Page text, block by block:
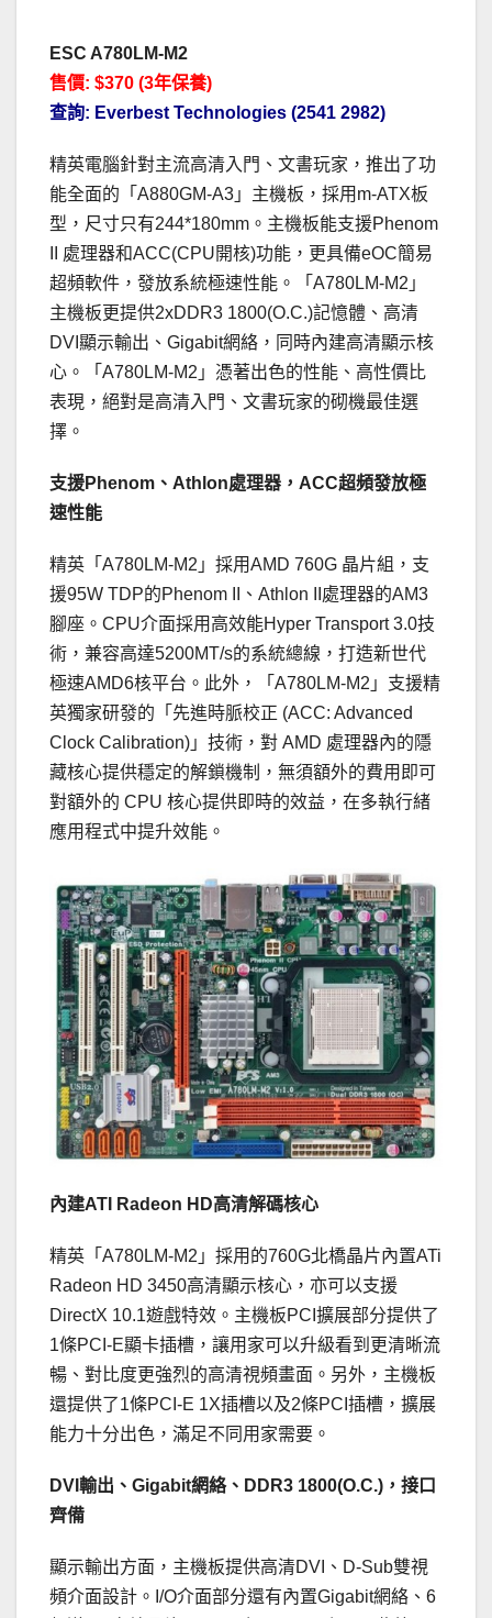
ESC A780LM-M2
售價: $370 (3年保養)
查詢: Everbest Technologies (2541 2982)
精英電腦針對主流高清入門、文書玩家，推出了功
能全面的「A880GM-A3」主機板，採用m-ATX板
型，尺寸只有244*180mm。主機板能支援Phenom
II 處理器和ACC(CPU開核)功能，更具備eOC簡易
超頻軟件，發放系統極速性能。「A780LM-M2」
主機板更提供2xDDR3 1800(O.C.)記憶體、高清
DVI顯示輸出、Gigabit網絡，同時內建高清顯示核
心。「A780LM-M2」憑著出色的性能、高性價比
表現，絕對是高清入門、文書玩家的砌機最佳選
擇。
支援Phenom、Athlon處理器，ACC超頻發放極
速性能
精英「A780LM-M2」採用AMD 760G 晶片組，支
援95W TDP的Phenom II、Athlon II處理器的AM3
腳座。CPU介面採用高效能Hyper Transport 3.0技
術，兼容高達5200MT/s的系統總線，打造新世代
極速AMD6核平台。此外，「A780LM-M2」支援精
英獨家研發的「先進時脈校正 (ACC: Advanced
Clock Calibration)」技術，對 AMD 處理器內的隱
藏核心提供穩定的解鎖機制，無須額外的費用即可
對額外的 CPU 核心提供即時的效益，在多執行緒
應用程式中提升效能。
內建ATI Radeon HD高清解碼核心
精英「A780LM-M2」採用的760G北橋晶片內置ATi
Radeon HD 3450高清顯示核心，亦可以支援
DirectX 10.1遊戲特效。主機板PCI擴展部分提供了
1條PCI-E顯卡插槽，讓用家可以升級看到更清晰流
暢、對比度更強烈的高清視頻畫面。另外，主機板
還提供了1條PCI-E 1X插槽以及2條PCI插槽，擴展
能力十分出色，滿足不同用家需要。
DVI輸出、Gigabit網絡、DDR3 1800(O.C.)，接口
齊備
顯示輸出方面，主機板提供高清DVI、D-Sub雙視
頻介面設計。I/O介面部分還有內置Gigabit網絡、6